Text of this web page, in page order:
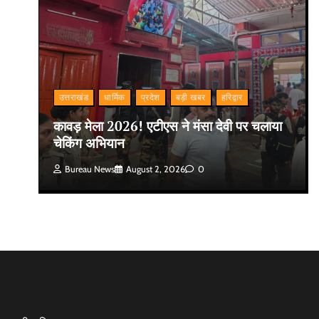
उत्तराखंड धार्मिक प्रदेश बड़ी खबर हरिद्वार
कावड़ मेला 2026! एटीएस ने मंसा देवी पर चलाया
चेकिंग अभियान
Bureau News August 2, 2026 0